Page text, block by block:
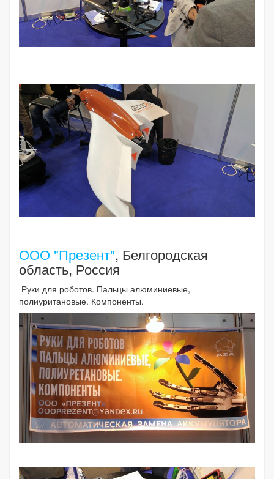
ООО "Презент", Белгородская
область, Россия
Руки для роботов. Пальцы алюминиевые,
полиуритановые. Компоненты.